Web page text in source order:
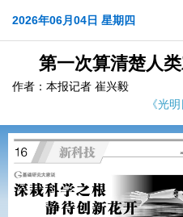
2026年06月04日 星期四
第一次算清楚人
作者：本报记者 崔兴毅
《光